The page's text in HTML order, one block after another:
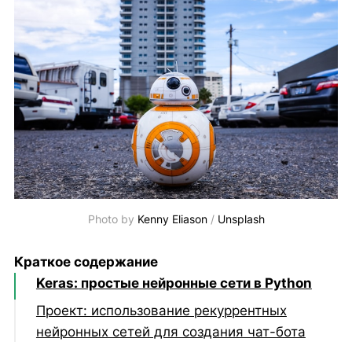
Photo by Kenny Eliason/ Unsplash
Краткое содержание
Keras: простые нейронные сети в Python
Проект: использование рекуррентных
нейронных сетей для создания чат-бота